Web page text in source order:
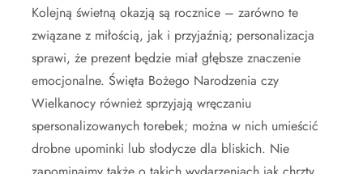
Kolejną świetną okazją są rocznice – zarówno te
związane z miłością, jak i przyjaźnią; personalizacja
sprawi, że prezent będzie miał głębsze znaczenie
emocjonalne. Święta Bożego Narodzenia czy
Wielkanocy również sprzyjają wręczaniu
spersonalizowanych torebek; można w nich umieścić
drobne upominki lub słodycze dla bliskich. Nie